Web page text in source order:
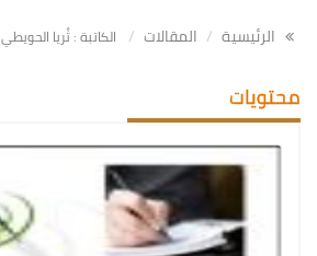
الرئيسية المقالات الكاتبة : ثُريا الحويطي
محتويات